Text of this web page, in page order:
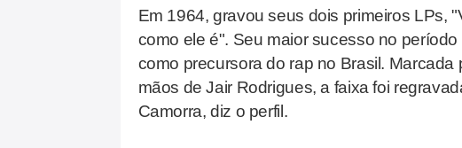
Em 1964, gravou seus dois primeiros LPs,
como ele é". Seu maior sucesso no
como precursora do rap no Brasil.
mãos de Jair Rodrigues, a faixa foi
Camorra, diz o perfil.